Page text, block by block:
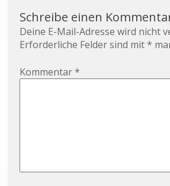
Schreibe einen
Deine E-Mail-Adresse wird nicht
Erforderliche Felder sind mit*
Kommentar*